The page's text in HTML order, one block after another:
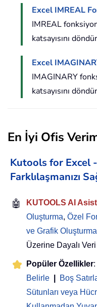
Excel IMREAL
IMREAL
katsayısını
Excel
IMAGINARY
katsayısını
En İyi Ofis
Kutools for Excel
Farklılaşmanızı
🤖 KUTOOLS AI
Oluşturma, Özel
ve Grafik Oluşturma
Üzerine Dayalı
Popüler Özellikler:
Belirle
Boş
Sütunları veya